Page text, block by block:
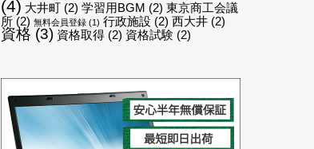
(4) 大井町 (2) 学習用BGM (2) 東京商工会議
所 (2) 無料会員登録 (1) 行政施設 (2) 西大井 (2)
資格 (3) 資格取得 (2) 資格試験 (2)